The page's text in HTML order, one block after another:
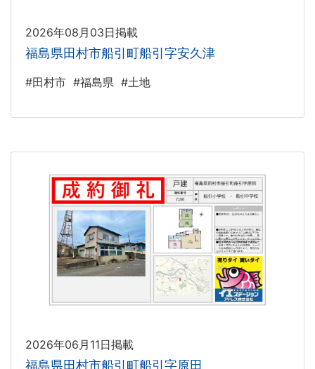
2026年08月03日掲載
福島県田村市船引町船引字安久津
#田村市 #福島県 #土地
2026年06月11日掲載
福島県田村市船引町船引字原田